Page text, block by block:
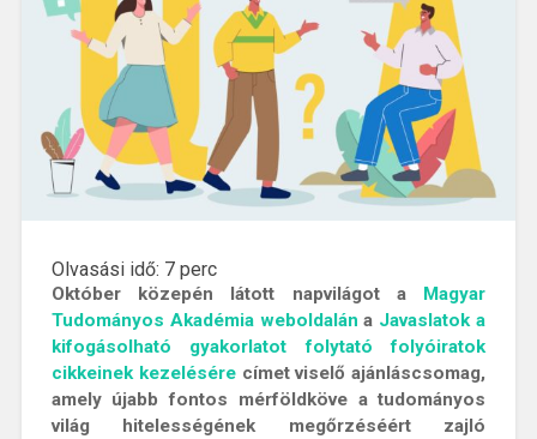
Olvasási idő: 7 perc
Október közepén látott napvilágot a Magyar
Tudományos Akadémia weboldalán a Javaslatok a
kifogásolható gyakorlatot folytató folyóiratok
cikkeinek kezelésérecímet viselő ajánláscsomag,
amely újabb fontos mérföldköve a tudományos
világ hitelességének megőrzéséért zajló